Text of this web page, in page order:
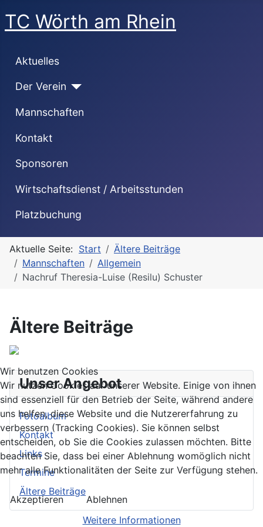
TC Wörth am Rhein
Aktuelles
Der Verein
Mannschaften
Kontakt
Sponsoren
Wirtschaftsdienst / Arbeitsstunden
Platzbuchung
Aktuelle Seite: Start
Ältere Beiträge
Mannschaften
Allgemein
Nachruf Theresia-Luise (Resilu) Schuster
Ältere Beiträge
Unser Angebot
Fotoalbum
Kontakt
Links
Termine
Ältere Beiträge
Wir benutzen Cookies
Wir nutzen Cookies auf unserer Website. Einige von ihnen
sind essenziell für den Betrieb der Seite, während andere
uns helfen, diese Website und die Nutzererfahrung zu
verbessern (Tracking Cookies). Sie können selbst
entscheiden, ob Sie die Cookies zulassen möchten. Bitte
beachten Sie, dass bei einer Ablehnung womöglich nicht
mehr alle Funktionalitäten der Seite zur Verfügung stehen.
Akzeptieren
Ablehnen
Weitere Informationen